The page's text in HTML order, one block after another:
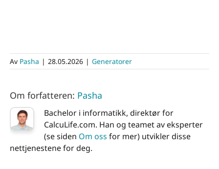
Av Pasha | 28.05.2026 | Generatorer
Om forfatteren: Pasha
Bachelor i informatikk, direktør for
CalcuLife.com. Han og teamet av eksperter
(se siden Om oss for mer) utvikler disse
nettjenestene for deg.